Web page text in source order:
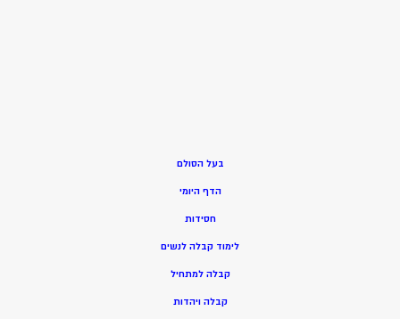
בעל הסולם
הדף היומי
חסידות
לימוד קבלה לנשים
קבלה למתחיל
קבלה ויהדות